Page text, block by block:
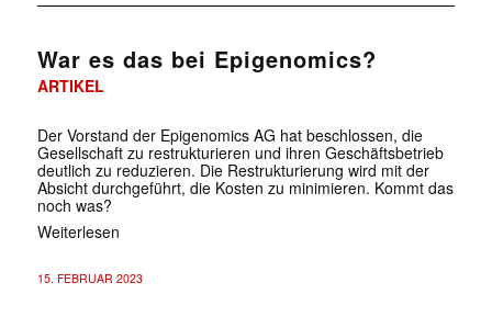
War es das bei Epigenomics?
ARTIKEL
Der Vorstand der Epigenomics AG hat beschlossen, die
Gesellschaft zu restrukturieren und ihren Geschäftsbetrieb
deutlich zu reduzieren. Die Restrukturierung wird mit der
Absicht durchgeführt, die Kosten zu minimieren. Kommt das
noch was?
Weiterlesen
15. FEBRUAR 2023